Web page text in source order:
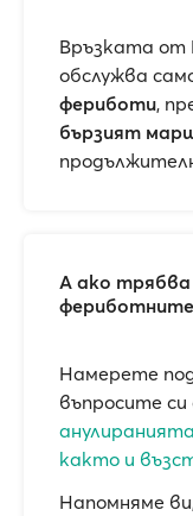
Връзката от
обслужва
фериботи,
бързият
А ако трябва
Намерете
въпросите
както и
Напомняме